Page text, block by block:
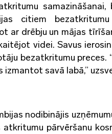
citiem
ar drēbju un mājas
videi. Savus
bezatkritumu preces.
savā labā,”
nodibinājis
pārvēršanu